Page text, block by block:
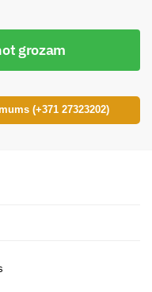
grozam
(+371 27323202)